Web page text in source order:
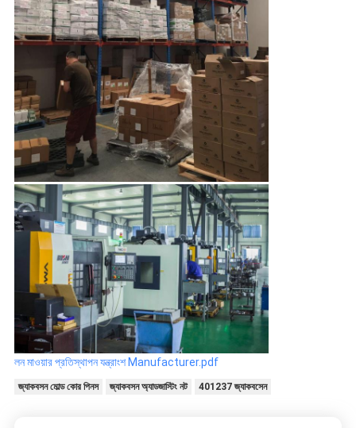
লন মাওয়ার প্রতিস্থাপন যন্ত্রাংশ Manufacturer.pdf
জ্যাকবসন মোল্ড কোর পিনস জ্যাকবসন অ্যাডজাস্টিং নট 401237 জ্যাকবসেন